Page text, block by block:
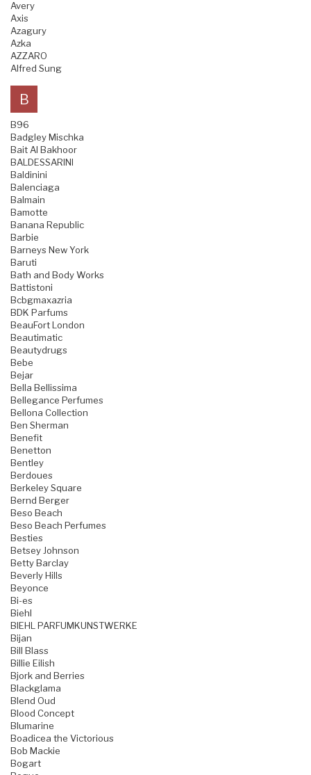
Avery
Axis
Azagury
Azka
AZZARO
Alfred Sung
B
B96
Badgley Mischka
Bait Al Bakhoor
BALDESSARINI
Baldinini
Balenciaga
Balmain
Bamotte
Banana Republic
Barbie
Barneys New York
Baruti
Bath and Body Works
Battistoni
Bcbgmaxazria
BDK Parfums
BeauFort London
Beautimatic
Beautydrugs
Bebe
Bejar
Bella Bellissima
Bellegance Perfumes
Bellona Collection
Ben Sherman
Benefit
Benetton
Bentley
Berdoues
Berkeley Square
Bernd Berger
Beso Beach
Beso Beach Perfumes
Besties
Betsey Johnson
Betty Barclay
Beverly Hills
Beyonce
Bi-es
Biehl
BIEHL PARFUMKUNSTWERKE
Bijan
Bill Blass
Billie Eilish
Bjork and Berries
Blackglama
Blend Oud
Blood Concept
Blumarine
Boadicea the Victorious
Bob Mackie
Bogart